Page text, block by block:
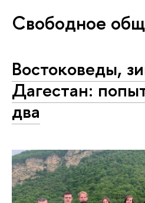
Свободное
Востоковеды,
Дагестан:
два